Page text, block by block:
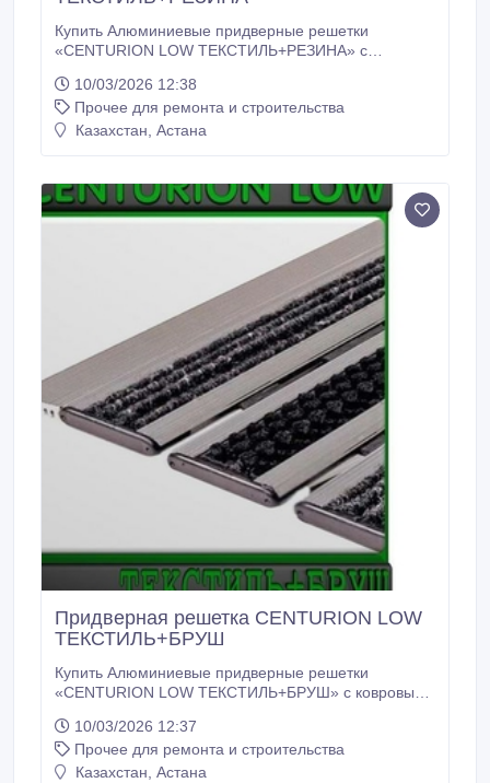
Купить Алюминиевые придверные решетки
«CENTURION LOW ТЕКСТИЛЬ+РЕЗИНА» с
эффективно останавливать грязь и мокрый снег на
входе в помещение. Алюминиевые придверные
решетки «CENTURION LOW ТЕКСТИЛЬ+РЕЗИНА»
LOW ТЕКСТИЛЬ+РЕЗИНА» можно использовать
круглогодично.
10/03/2026 12:38
Прочее для ремонта и строительства
Казахстан, Астана
Придверная решетка CENTURION LOW
ТЕКСТИЛЬ+БРУШ
Купить Алюминиевые придверные решетки
«CENTURION LOW ТЕКСТИЛЬ+БРУШ» с ковровыми
эффективно останавливать грязь и мокрый снег на
входе в помещение. Алюминиевые придверные
решетки «CENTURION LOW ТЕКСТИЛЬ+БРУШ»
10/03/2026 12:37
Прочее для ремонта и строительства
Казахстан, Астана